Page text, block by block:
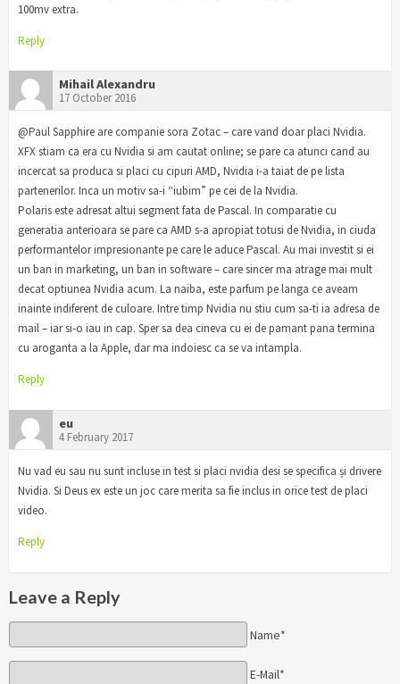
100mv extra.
Reply
Mihail Alexandru
17 October 2016
@Paul Sapphire are companie sora Zotac – care vand doar placi Nvidia.
XFX stiam ca era cu Nvidia si am cautat online; se pare ca atunci cand au
incercat sa produca si placi cu cipuri AMD, Nvidia i-a taiat de pe lista
partenerilor. Inca un motiv sa-i “iubim” pe cei de la Nvidia.
Polaris este adresat altui segment fata de Pascal. In comparatie cu
generatia anterioara se pare ca AMD s-a apropiat totusi de Nvidia, in ciuda
performantelor impresionante pe care le aduce Pascal. Au mai investit si ei
un ban in marketing, un ban in software – care sincer ma atrage mai mult
decat optiunea Nvidia acum. La naiba, este parfum pe langa ce aveam
inainte indiferent de culoare. Intre timp Nvidia nu stiu cum sa-ti ia adresa de
mail – iar si-o iau in cap. Sper sa dea cineva cu ei de pamant pana termina
cu aroganta a la Apple, dar ma indoiesc ca se va intampla.
Reply
eu
4 February 2017
Nu vad eu sau nu sunt incluse in test si placi nvidia desi se specifica și drivere
Nvidia. Si Deus ex este un joc care merita sa fie inclus in orice test de placi
video.
Reply
Leave a Reply
Name*
E-Mail*